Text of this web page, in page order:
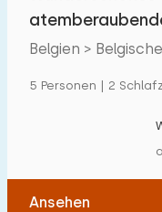
Belgien >
5 Personen | 2
Ansehen